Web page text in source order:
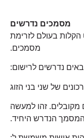
מסמכים נדרשים
בעולם לזרימת
מסמכים.
נדרשים לרישום:
של שני בני הזוג
זהו למעשה
הנדרש היחיד.